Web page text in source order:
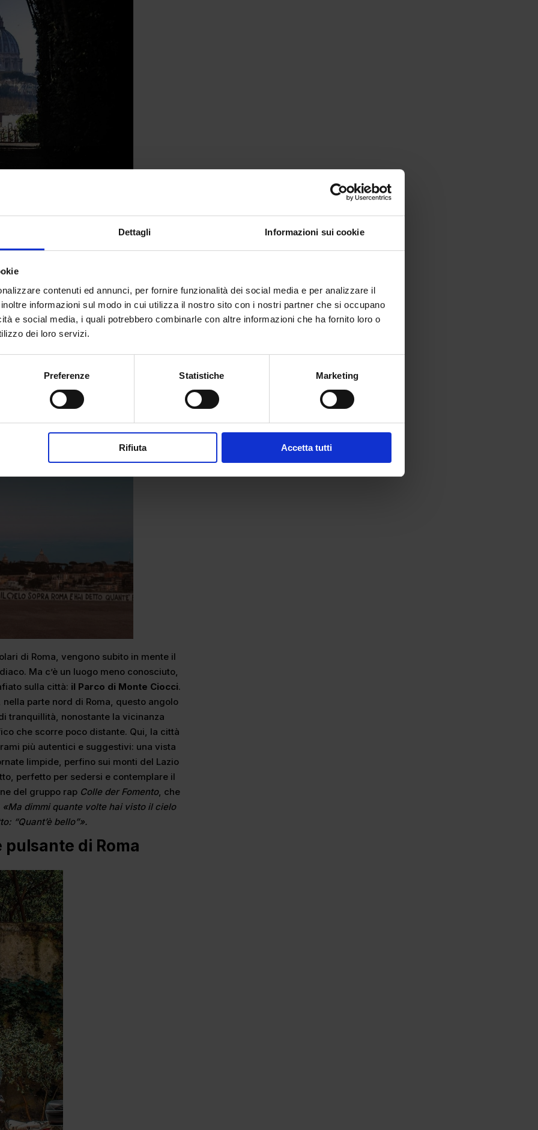
Dettagli Informazioni sui cookie
contenuti ed annunci, per fornire funzionalità dei social media e per analizzare il
informazioni sul modo in cui utilizza il nostro sito con i nostri partner che si occupano
e social media, i quali potrebbero combinarle con altre informazioni che ha fornito loro o
dei loro servizi.
Preferenze Statistiche Marketing
Rifiuta Accetta tutti
più custodisce una visione unica della
persona. Si tratta della vista dal
dei Cavalieri di Malta. Chinandosi a
insignificante, ci si ritrova di
di San Pietro, incorniciata dal verde
Questo luogo non è una meta
parte dei classici itinerari turistici. È
più misteriosa e sorprendente. Il
Al tramonto. Quando il sole cala
più famosa del mondo. Ma resta un
un colpo di fortuna o il frutto di un
il mistero avvolge questa coincidenza, e
renderla ancora più affascinante.
Ciocci
di Roma, vengono subito in mente il
Ma c’è un luogo meno conosciuto,
sulla città: il Parco di Monte Ciocci.
parte nord di Roma, questo angolo
tranquillità, nonostante la vicinanza
che scorre poco distante. Qui, la città
più autentici e suggestivi: una vista
limpide, perfino sui monti del Lazio
perfetto per sedersi e contemplare il
del gruppo rap Colle der Fomento, che
«Ma dimmi quante volte hai visto il cielo
“Quant’è bello”».
di Roma